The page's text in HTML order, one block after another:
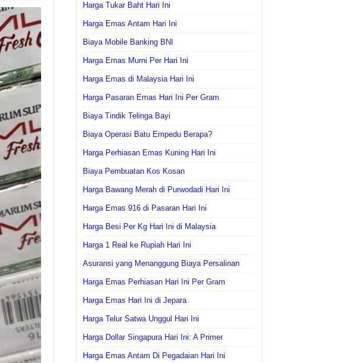
Harga Tukar Baht Hari Ini
Harga Emas Antam Hari Ini
Biaya Mobile Banking BNI
Harga Emas Murni Per Hari Ini
Harga Emas di Malaysia Hari Ini
Harga Pasaran Emas Hari Ini Per Gram
Biaya Tindik Telinga Bayi
Biaya Operasi Batu Empedu Berapa?
Harga Perhiasan Emas Kuning Hari Ini
Biaya Pembuatan Kos Kosan
Harga Bawang Merah di Purwodadi Hari Ini
Harga Emas 916 di Pasaran Hari Ini
Harga Besi Per Kg Hari Ini di Malaysia
Harga 1 Real ke Rupiah Hari Ini
Asuransi yang Menanggung Biaya Persalinan
Harga Emas Perhiasan Hari Ini Per Gram
Harga Emas Hari Ini di Jepara
Harga Telur Satwa Unggul Hari Ini
Harga Dollar Singapura Hari Ini: A Primer
Harga Emas Antam Di Pegadaian Hari Ini